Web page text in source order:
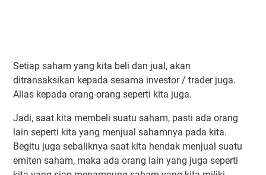
Setiap saham yang kita beli dan jual, akan
ditransaksikan kepada sesama investor / trader juga.
Alias kepada orang-orang seperti kita juga.
Jadi, saat kita membeli suatu saham, pasti ada orang
lain seperti kita yang menjual sahamnya pada kita.
Begitu juga sebaliknya saat kita hendak menjual suatu
emiten saham, maka ada orang lain yang juga seperti